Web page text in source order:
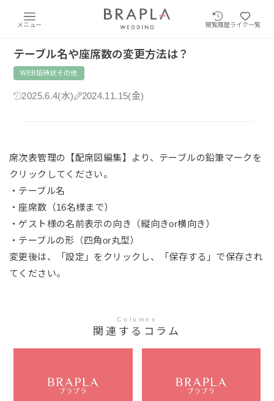
メニュー 閲覧履歴ライク一覧
テーブル名や座席数の変更方法は？
WEB招待状その他
2025.6.4(水) 2024.11.15(金)
席次表管理の【配席図編集】より、テーブルの鉛筆マークを
クリックしてください。
・テーブル名
・座席数（16名様まで）
・ゲスト様の名前表示の向き（縦向きor横向き）
・テーブルの形（四角or丸型）
変更後は、「設定」をクリックし、「保存する」で保存され
てください。
Columns
関連するコラム